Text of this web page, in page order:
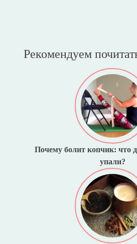
Рекомендуем
Почему болит копчик: что
упали?